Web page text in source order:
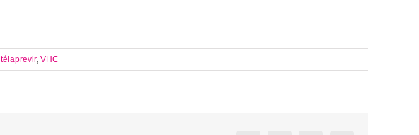
télaprevir, VHC